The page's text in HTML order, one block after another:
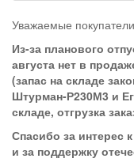
Уважаемые
Из-за планового
августа нет в
(запас на складе
Штурман-Р230М3 и
складе, отгрузка
Спасибо за интерес
и за поддержку